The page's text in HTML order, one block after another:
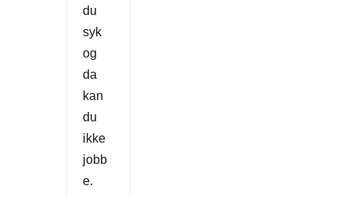
du
syk
og
da
kan
du
ikke
jobb
e.